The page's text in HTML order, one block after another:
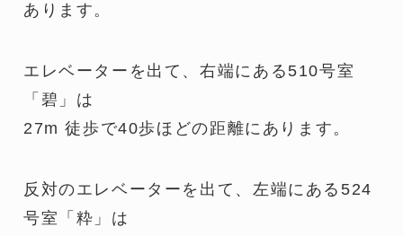
あります。
エレベーターを出て、右端にある510号室
「碧」は
27m 徒歩で40歩ほどの距離にあります。
反対のエレベーターを出て、左端にある524
号室「粋」は